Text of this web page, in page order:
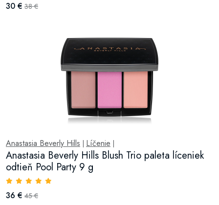
30 € 38 €
Anastasia Beverly Hills Líčenie
Anastasia Beverly Hills Blush Trio paleta líceniek
odtieň Pool Party 9 g
36 € 45 €